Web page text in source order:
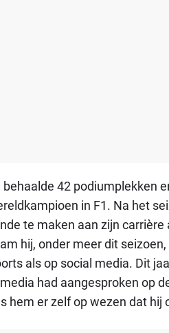
42 podiumplekken
in F1. Na het
te maken aan zijn carrière
hij, onder meer dit
als op social media. Dit
had aangesproken op
hem er zelf op wezen dat hij